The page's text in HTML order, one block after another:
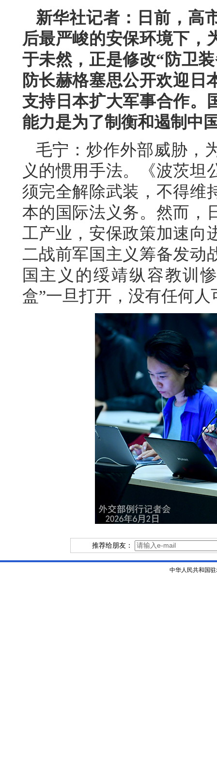
新华社记者：日前，高
后最严峻的安保环境下，
于未然，正是修改“防卫
防长赫格塞思公开欢迎日
支持日本扩大军事合作。
能力是为了制衡和遏制中
毛宁：炒作外部威胁，
义的惯用手法。《波茨坦
须完全解除武装，不得维
本的国际法义务。然而，
工产业，安保政策加速向
二战前军国主义筹备发动
国主义的绥靖纵容教训
盒”一旦打开，没有任何
推荐给朋友：
中华人民共和国